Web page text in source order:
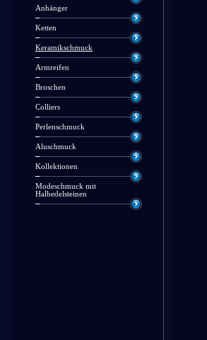
Anhänger
Ketten
Keramikschmuck
Armreifen
Broschen
Colliers
Perlenschmuck
Aluschmuck
Kollektionen
Modeschmuck mit
Halbedelsteinen